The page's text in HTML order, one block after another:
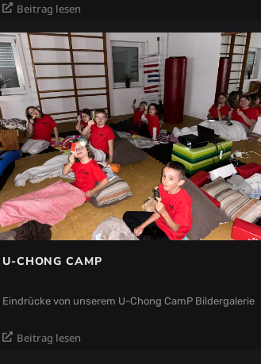
Beitrag lesen
U-CHONG CAMP
Eindrücke von unserem U-Chong CamP Bildergalerie
Beitrag lesen